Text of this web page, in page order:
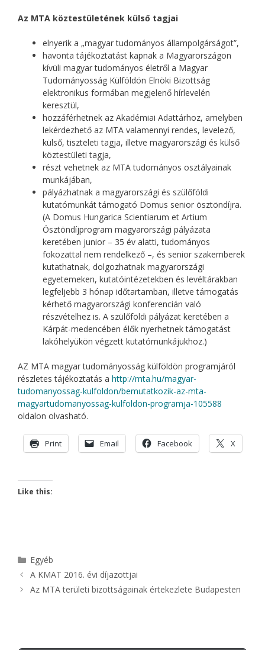
Az MTA köztestületének külső tagjai
elnyerik a „magyar tudományos állampolgárságot”,
havonta tájékoztatást kapnak a Magyarországon
kívüli magyar tudományos életről a Magyar
Tudományosság Külföldön Elnöki Bizottság
elektronikus formában megjelenő hírlevelén
keresztül,
hozzáférhetnek az Akadémiai Adattárhoz, amelyben
lekérdezhető az MTA valamennyi rendes, levelező,
külső, tiszteleti tagja, illetve magyarországi és külső
köztestületi tagja,
részt vehetnek az MTA tudományos osztályainak
munkájában,
pályázhatnak a magyarországi és szülőföldi
kutatómunkát támogató Domus senior ösztöndíjra.
(A Domus Hungarica Scientiarum et Artium
Ösztöndíjprogram magyarországi pályázata
keretében junior – 35 év alatti, tudományos
fokozattal nem rendelkező –, és senior szakemberek
kutathatnak, dolgozhatnak magyarországi
egyetemeken, kutatóintézetekben és levéltárakban
legfeljebb 3 hónap időtartamban, illetve támogatás
kérhető magyarországi konferencián való
részvételhez is. A szülőföldi pályázat keretében a
Kárpát-medencében élők nyerhetnek támogatást
lakóhelyükön végzett kutatómunkájukhoz.)
AZ MTA magyar tudományosság külföldön programjáról
részletes tájékoztatás a http://mta.hu/magyar-
tudomanyossag-kulfoldon/bemutatkozik-az-mta-
magyartudomanyossag-kulfoldon-programja-105588
oldalon olvasható.
Print Email Facebook X
Like this:
Kategória
Egyéb
A KMAT 2016. évi díjazottjai
Az MTA területi bizottságainak értekezlete Budapesten